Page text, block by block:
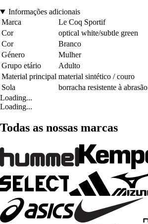
Informações adicionais
Marca
Le Coq Sportif
Cor
optical white/subtle green
Cor
Branco
Género
Mulher
Grupo etário
Adulto
Material principal material sintético / couro
Sola
borracha resistente à abrasão
Loading...
Loading...
Todas as nossas marcas